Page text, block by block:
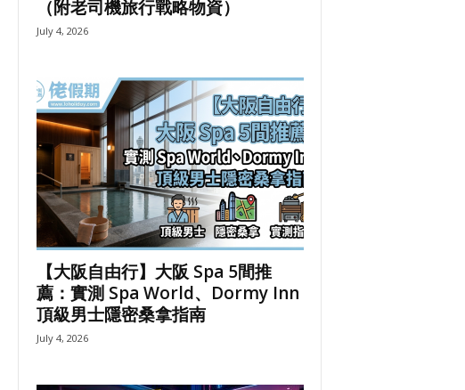
（附老司機旅行戰略物資）
July 4, 2026
【大阪自由行】大阪 Spa 5間推
薦：實測 Spa World、Dormy Inn
頂級男士隱密桑拿指南
July 4, 2026